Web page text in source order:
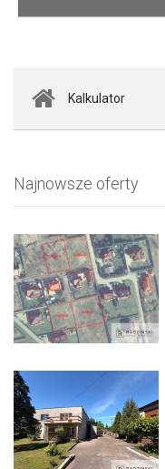
Kalkulator
Najnowsze oferty